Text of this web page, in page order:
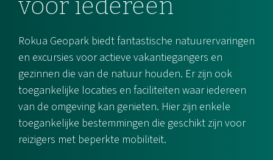
voor iedereen
Rokua Geopark biedt fantastische natuurervaringen
en excursies voor actieve vakantiegangers en
gezinnen die van de natuur houden. Er zijn ook
toegankelijke locaties en faciliteiten waar iedereen
van de omgeving kan genieten. Hier zijn enkele
toegankelijke bestemmingen die geschikt zijn voor
reizigers met beperkte mobiliteit.